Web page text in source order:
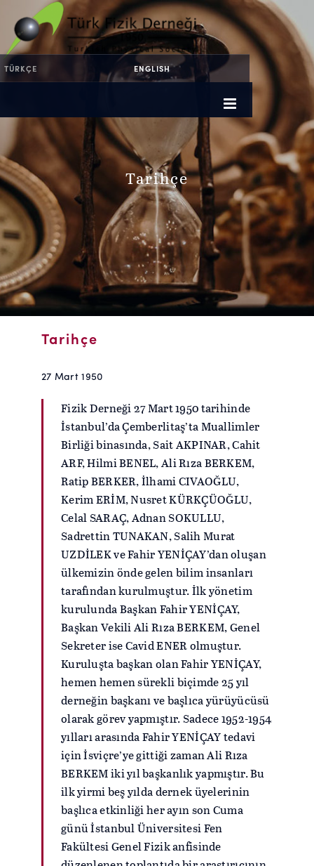
ENGLISH
TÜRKÇE
Tarihçe
Tarihçe
27 Mart 1950
Fizik Derneği 27 Mart 1950 tarihinde
İstanbul’da Çemberlitaş’ta Muallimler
Birliği binasında, Sait AKPINAR, Cahit
ARF, Hilmi BENEL, Ali Rıza BERKEM,
Ratip BERKER, İlhami CIVAOĞLU,
Kerim ERİM, Nusret KÜRKÇÜOĞLU,
Celal SARAÇ, Adnan SOKULLU,
Sadrettin TUNAKAN, Salih Murat
UZDİLEK ve Fahir YENİÇAY’dan oluşan
ülkemizin önde gelen bilim insanları
tarafından kurulmuştur. İlk yönetim
kurulunda Başkan Fahir YENİÇAY,
Başkan Vekili Ali Rıza BERKEM, Genel
Sekreter ise Cavid ENER olmuştur.
Kuruluşta başkan olan Fahir YENİÇAY,
hemen hemen sürekli biçimde 25 yıl
derneğin başkanı ve başlıca yürüyücüsü
olarak görev yapmıştır. Sadece 1952-1954
yılları arasında Fahir YENİÇAY tedavi
için İsviçre’ye gittiği zaman Ali Rıza
BERKEM iki yıl başkanlık yapmıştır. Bu
ilk yirmi beş yılda dernek üyelerinin
başlıca etkinliği her ayın son Cuma
günü İstanbul Üniversitesi Fen
Fakültesi Genel Fizik anfisinde